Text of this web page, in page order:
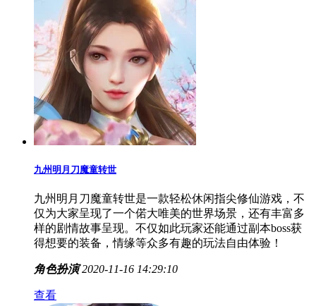
九州明月刀魔童转世
九州明月刀魔童转世是一款轻松休闲指尖修仙游戏，不
仅为大家呈现了一个偌大唯美的世界场景，还有丰富多
样的剧情故事呈现。不仅如此玩家还能通过副本boss获
得想要的装备，情缘等众多有趣的玩法自由体验！
角色扮演 2020-11-16 14:29:10
查看